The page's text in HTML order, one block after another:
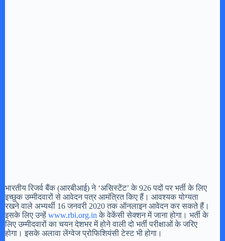
भारतीय रिजर्व बैंक (आरबीआई) ने ‘असिस्टेंट’ के 926 पदों पर भर्ती के लिए
इच्छुक उम्मीदवारों से आवेदन पत्र आमंत्रित किए हैं। आवश्यक योग्यता
रखने वाले अभ्यर्थी 16 जनवरी 2020 तक ऑनलाइन आवेदन कर सकते हैं।
इसके लिए उन्हें www.rbi.org.in के वेकेंसी सेक्शन में जाना होगा। भर्ती के
लिए उम्मीदवारों का चयन देशभर में होने वाली दो भर्ती परीक्षाओं के जरिए
होगा। इसके अलावा लेंग्वेज प्रोफिशियंसी टेस्ट भी होगा।